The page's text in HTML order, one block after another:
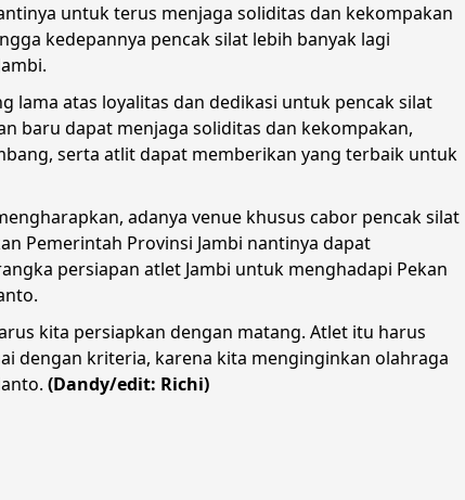
untuk terus menjaga soliditas dan kekompakan
kedepannya pencak silat lebih banyak lagi
lama atas loyalitas dan dedikasi untuk pencak silat
baru dapat menjaga soliditas dan kekompakan,
serta atlit dapat memberikan yang terbaik untuk
adanya venue khusus cabor pencak silat
Pemerintah Provinsi Jambi nantinya dapat
persiapan atlet Jambi untuk menghadapi Pekan
kita persiapkan dengan matang. Atlet itu harus
dengan kriteria, karena kita menginginkan olahraga
(Dandy/edit: Richi)